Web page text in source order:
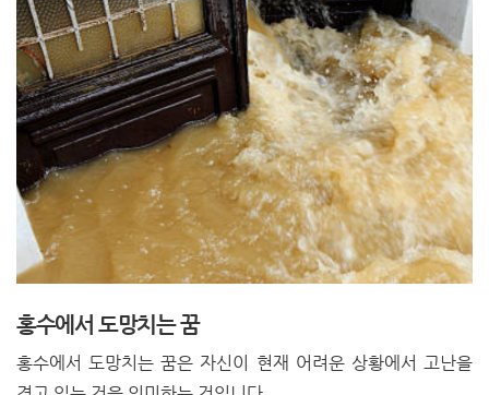
홍수에서 도망치는 꿈
홍수에서 도망치는 꿈은 자신이 현재 어려운 상황에서 고난을